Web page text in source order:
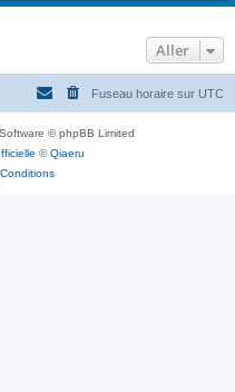
Aller
Fuseau horaire sur UTC
© phpBB Limited
©Qiaeru
Conditions